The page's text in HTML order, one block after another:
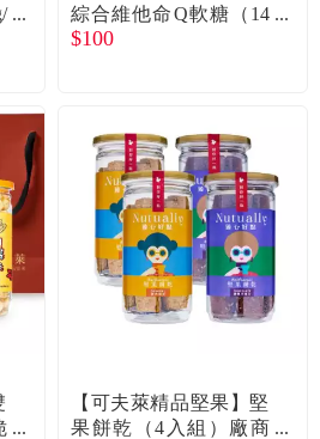
綜合維他命Q軟糖（14
顆/袋）
$100
【可夫萊精品堅果】堅
果餅乾（4入組）廠商